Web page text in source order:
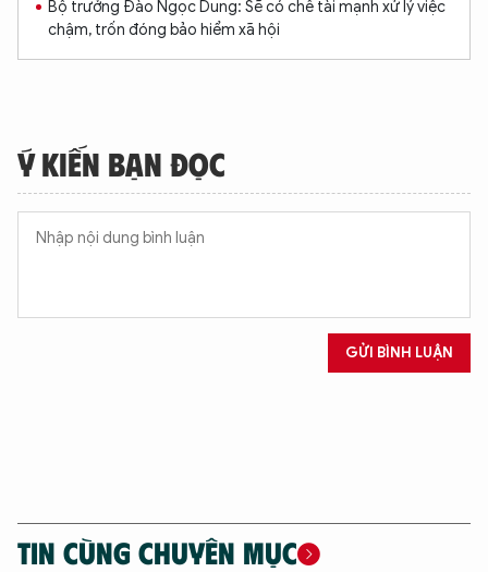
Bộ trưởng Đào Ngọc Dung: Sẽ có chế tài mạnh xử lý việc
chậm, trốn đóng bảo hiểm xã hội
Ý KIẾN BẠN ĐỌC
GỬI BÌNH LUẬN
TIN CÙNG CHUYÊN MỤC
Hãy hỏi tôi bất kỳ điều gì bạn cần biết về